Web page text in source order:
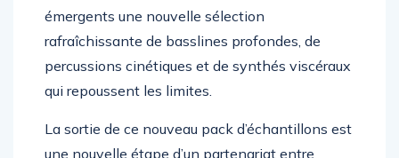
parfaitement cela, offrant aux producteurs
émergents une nouvelle sélection
rafraîchissante de basslines profondes, de
percussions cinétiques et de synthés viscéraux
La sortie de ce nouveau pack d’échantillons est